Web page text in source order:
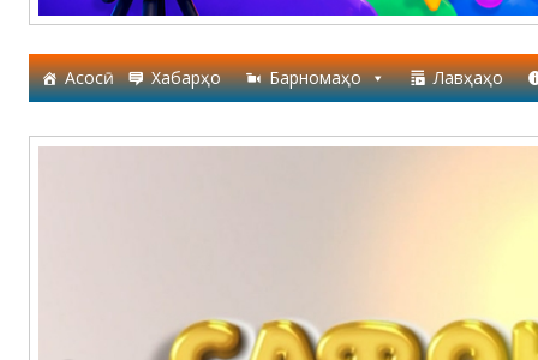
Асосӣ Хабарҳо Барномаҳо Лавҳаҳо